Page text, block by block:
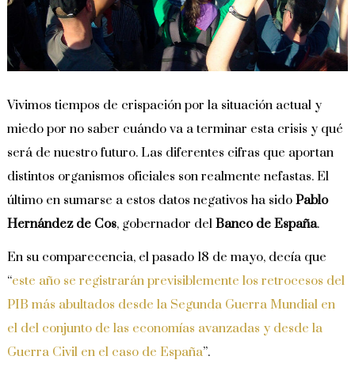
Vivimos tiempos de crispación por la situación actual y
miedo por no saber cuándo va a terminar esta crisis y qué
será de nuestro futuro. Las diferentes cifras que aportan
distintos organismos oficiales son realmente nefastas. El
último en sumarse a estos datos negativos ha sidoPablo
Hernández de Cos, gobernador delBanco de España.
En su comparecencia, el pasado 18 de mayo, decía que
“este año se registrarán previsiblemente los retrocesos del
PIB más abultados desde la Segunda Guerra Mundial en
el del conjunto de las economías avanzadas y desde la
Guerra Civil en el caso de España”.